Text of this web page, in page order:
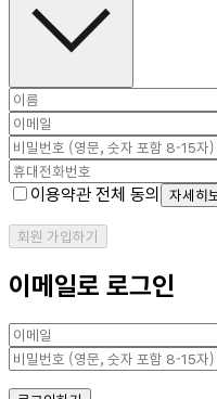
이용약관 전체 동의 자세히
회원 가입하기
이메일로 로그인